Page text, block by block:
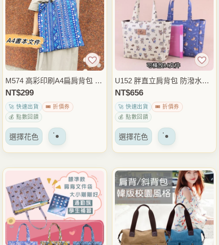
變
體。
可
以
在
頁
上
擇
變
體。
可
以
在
產
頁
上
擇
M574 高彩印刷A4扁肩背包 防
潑水尼龍文件袋 輕薄大容量資
料袋 上課通勤補習包 雨朵防
水包
NT$299
🚀 快速出貨
🎟️ 折價券
💰 點數回饋
選擇花色 該
有
多
種
變
體。
可
以
U152 胖直立肩背包 防潑水中
款側背包 大容量收納包 日常
通勤外出包 雨朵防水包
NT$656
🚀 快速出貨
🎟️ 折價券
💰 點數回饋
選擇花色 該
有
多
種
變
體。
可
以